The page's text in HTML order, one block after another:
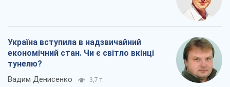
Україна вступила в надзвичайний
економічний стан. Чи є світло вкінці
тунелю?
Вадим Денисенко 3,7 т.